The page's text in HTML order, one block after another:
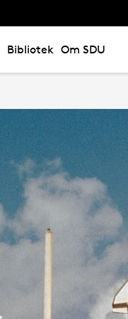
Bibliotek Om SDU